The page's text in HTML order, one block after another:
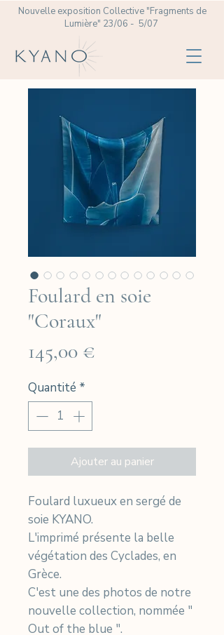
Nouvelle exposition Collective "Fragments de
Lumière" 23/06 - 5/07
Foulard en soie
"Coraux"
145,00 €
Quantité *
Ajouter au panier
Foulard luxueux en sergé de
soie KYANO.
L'imprimé présente la belle
végétation des Cyclades, en
Grèce.
C'est une des photos de notre
nouvelle collection, nommée "
Out of the blue ".